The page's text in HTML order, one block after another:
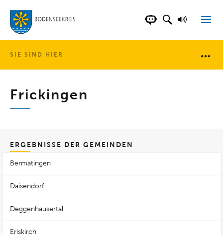
LANDKREISCHATBOT DER
SUCHFELD
SIE SIND HIER
Frickingen
ERGEBNISSE DER GEMEINDEN
Bermatingen
Daisendorf
Deggenhausertal
Eriskirch